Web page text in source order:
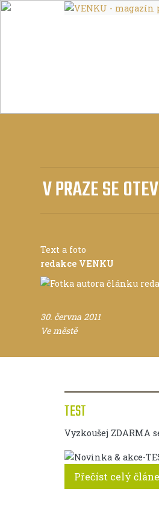
V PRAZE SE
Text a foto
redakce VENKU
30. června 2011
Ve městě
TEST
Vyzkoušej ZDARMA
Přečíst celý